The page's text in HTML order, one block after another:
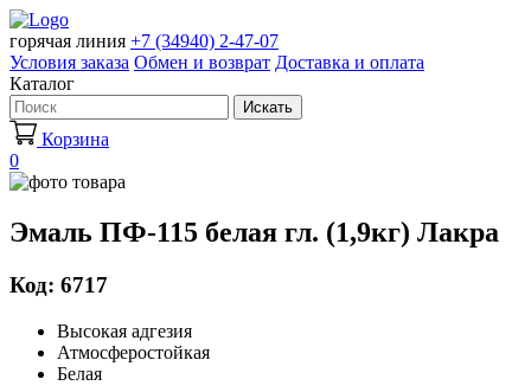
горячая линия +7 (34940) 2-47-07
Условия заказа Обмен и возврат Доставка и оплата
Каталог
Искать
Корзина
0
Эмаль ПФ-115 белая гл. (1,9кг) Лакра
Код: 6717
Высокая адгезия
Атмосферостойкая
Белая